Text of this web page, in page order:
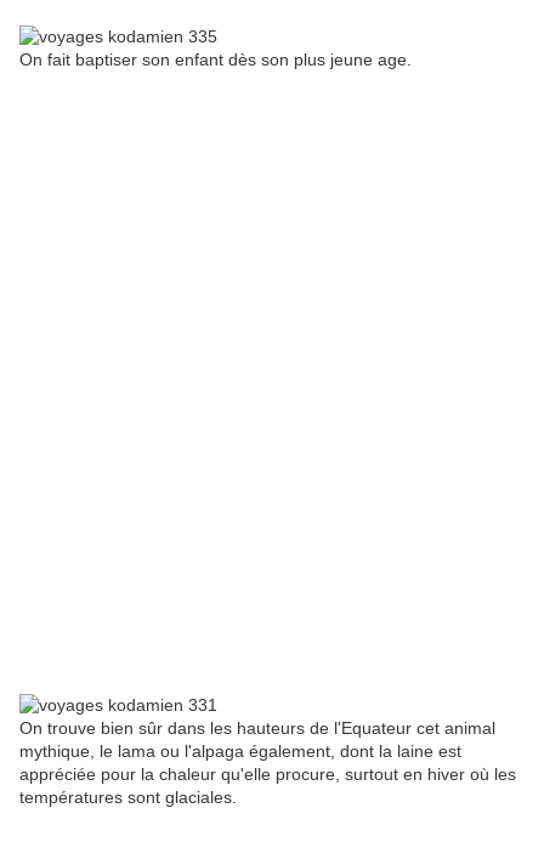
On fait baptiser son enfant dès son plus jeune age.
On trouve bien sûr dans les hauteurs de l'Equateur cet animal
mythique, le lama ou l'alpaga également, dont la laine est
appréciée pour la chaleur qu'elle procure, surtout en hiver où les
températures sont glaciales.